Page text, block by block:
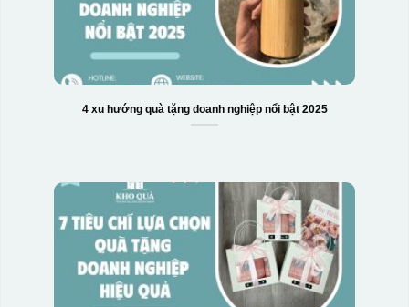
4 xu hướng quà tặng doanh nghiệp nổi bật 2025